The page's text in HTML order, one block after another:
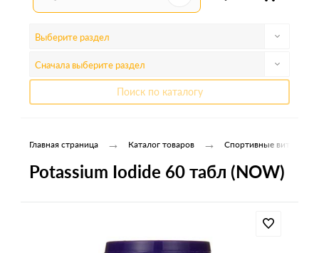
Выберите раздел
Сначала выберите раздел
Поиск по каталогу
Главная страница → Каталог товаров → Спортивные витамины
Potassium Iodide 60 табл (NOW)